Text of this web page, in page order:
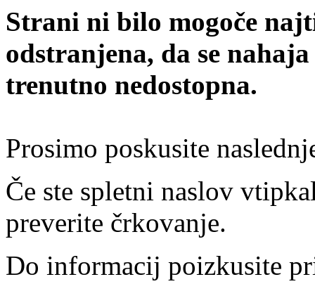
Strani ni bilo mogoče
odstranjena, da se
trenutno nedostopna.
Prosimo poskusite
Če ste spletni naslov
preverite črkovanje.
Do informacij poizkusite